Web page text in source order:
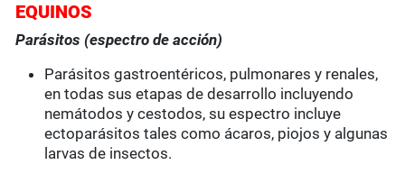
EQUINOS
Parásitos (espectro de acción)
Parásitos gastroentéricos, pulmonares y renales,
en todas sus etapas de desarrollo incluyendo
nemátodos y cestodos, su espectro incluye
ectoparásitos tales como ácaros, piojos y algunas
larvas de insectos.